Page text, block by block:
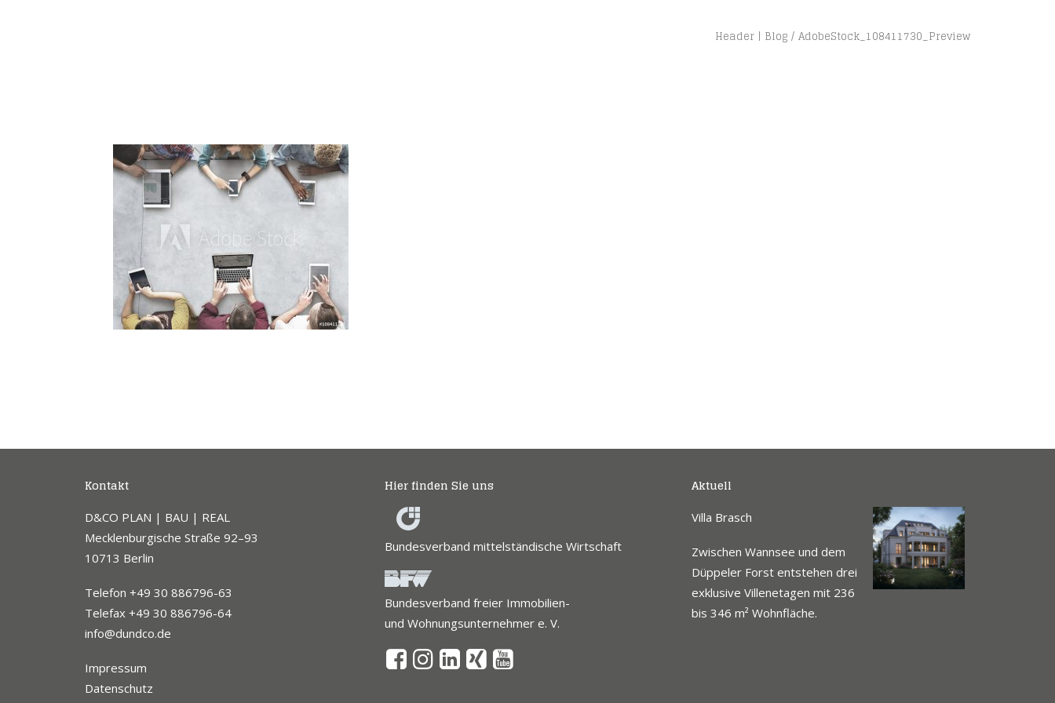
Header | Blog AdobeStock_108411730_Preview
Kontakt
D&CO PLAN | BAU | REAL
Mecklenburgische Straße 92–93
10713 Berlin
Telefon +49 30 886796-63
Telefax +49 30 886796-64
info@dundco.de
Impressum
Datenschutz
Hier finden Sie uns
Bundesverband mittelständische Wirtschaft
Bundesverband freier Immobilien-
und Wohnungsunternehmer e. V.
Aktuell
Villa Brasch
Zwischen Wannsee und dem
Düppeler Forst entstehen drei
exklusive Villenetagen mit 236
bis 346 m² Wohnfläche.